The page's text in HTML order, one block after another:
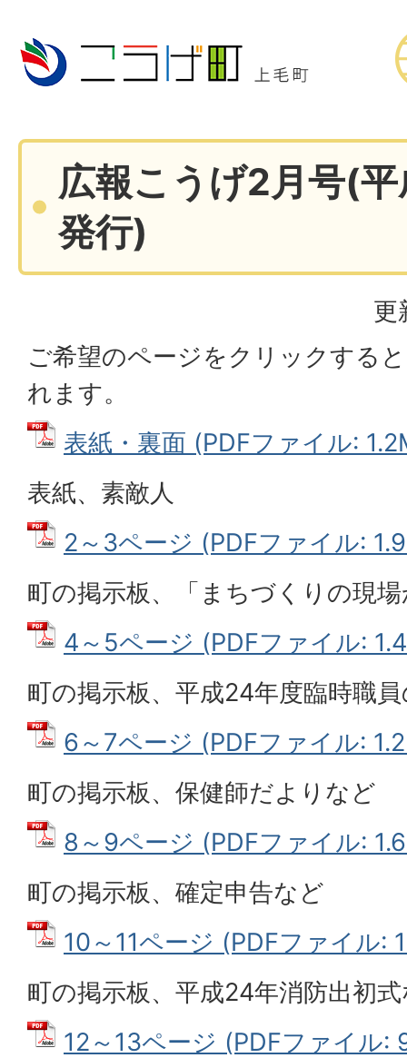
広報こうげ2月号(
発行)
更
ご希望のページをクリックする
れます。
表紙・裏面 (PDFファイル:
表紙、素敵人
2～3ページ (PDFファイル:
町の掲示板、「まちづくりの現
4～5ページ (PDFファイル:
町の掲示板、平成24年度臨時職
6～7ページ (PDFファイル:
町の掲示板、保健師だよりなど
8～9ページ (PDFファイル:
町の掲示板、確定申告など
10～11ページ (PDFファイル:
町の掲示板、平成24年消防出初
12～13ページ (PDFファイル: